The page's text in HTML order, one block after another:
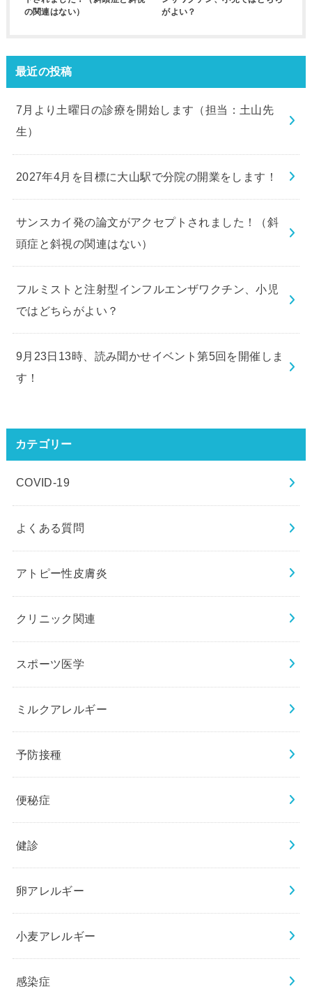
の関連はない）
がよい？
最近の投稿
7月より土曜日の診療を開始します（担当：土山先
生）
2027年4月を目標に大山駅で分院の開業をします！
サンスカイ発の論文がアクセプトされました！（斜
頭症と斜視の関連はない）
フルミストと注射型インフルエンザワクチン、小児
ではどちらがよい？
9月23日13時、読み聞かせイベント第5回を開催しま
す！
カテゴリー
COVID-19
よくある質問
アトピー性皮膚炎
クリニック関連
スポーツ医学
ミルクアレルギー
予防接種
便秘症
健診
卵アレルギー
小麦アレルギー
感染症